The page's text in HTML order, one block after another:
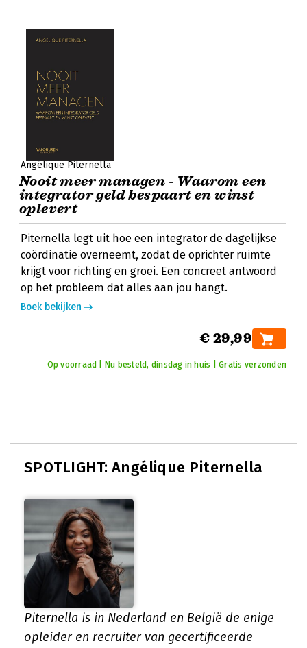
Angélique Piternella
Nooit meer managen - Waarom een
integrator geld bespaart en winst
oplevert
Piternella legt uit hoe een integrator de dagelijkse
coördinatie overneemt, zodat de oprichter ruimte
krijgt voor richting en groei. Een concreet antwoord
op het probleem dat alles aan jou hangt.
Boek bekijken
€ 29,99
Op voorraad | Nu besteld, dinsdag in huis | Gratis verzonden
SPOTLIGHT: Angélique Piternella
Piternella is in Nederland en België de enige
opleider en recruiter van gecertificeerde